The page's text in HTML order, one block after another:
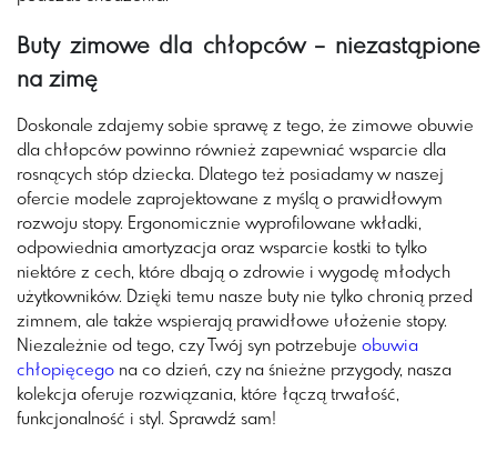
Buty zimowe dla chłopców – niezastąpione
na zimę
Doskonale zdajemy sobie sprawę z tego, że zimowe obuwie
dla chłopców powinno również zapewniać wsparcie dla
rosnących stóp dziecka. Dlatego też posiadamy w naszej
ofercie modele zaprojektowane z myślą o prawidłowym
rozwoju stopy. Ergonomicznie wyprofilowane wkładki,
odpowiednia amortyzacja oraz wsparcie kostki to tylko
niektóre z cech, które dbają o zdrowie i wygodę młodych
użytkowników. Dzięki temu nasze buty nie tylko chronią przed
zimnem, ale także wspierają prawidłowe ułożenie stopy.
Niezależnie od tego, czy Twój syn potrzebuje obuwia
chłopięcego na co dzień, czy na śnieżne przygody, nasza
kolekcja oferuje rozwiązania, które łączą trwałość,
funkcjonalność i styl. Sprawdź sam!